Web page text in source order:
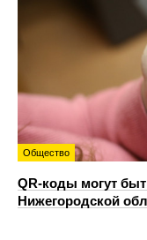
Общество
QR-коды могут
Нижегородской